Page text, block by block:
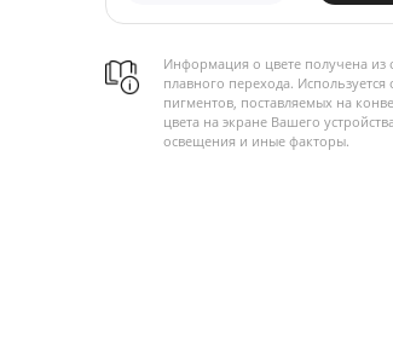
Информация о цвете получена из
плавного перехода.
пигментов, поставляемых на
цвета на экране Вашего
освещения и иные факторы.